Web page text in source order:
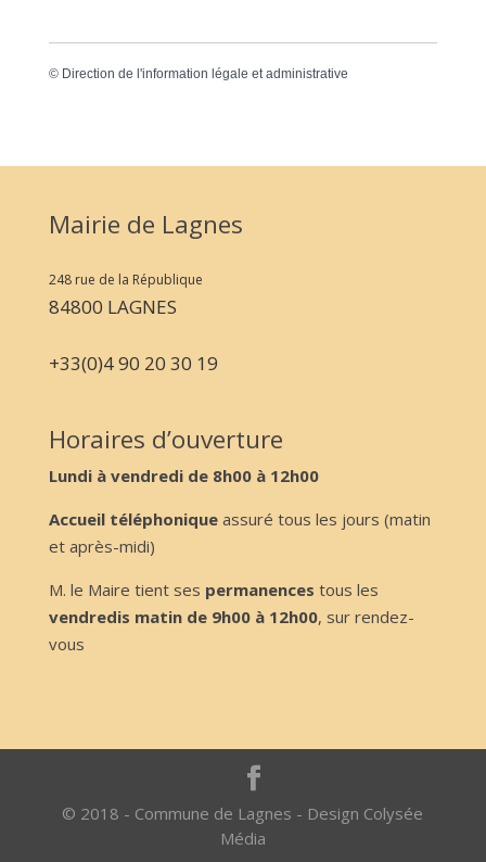
© Direction de l'information légale et administrative
Mairie de Lagnes
248 rue de la République
84800 LAGNES
+33(0)4 90 20 30 19
Horaires d’ouverture
Lundi à vendredi de 8h00 à 12h00
Accueil téléphoniqueassuré tous les jours (matin
et après-midi)
M. le Maire tient ses permanences tous les
vendredis matin de 9h00 à 12h00, sur rendez-
vous
© 2018 - Commune de Lagnes - Design Colysée
Média